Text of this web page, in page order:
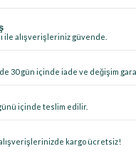
ile alışverişleriniz güvende.
30 gün içinde iade ve değişim
içinde teslim edilir.
kargo ücretsiz!